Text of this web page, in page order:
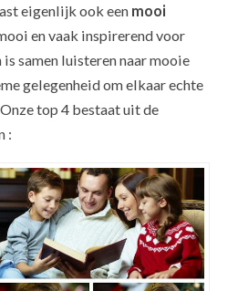
eigenlijk ook een mooi
en vaak inspirerend voor
is samen luisteren naar mooie
gelegenheid om elkaar echte
top 4 bestaat uit de
: